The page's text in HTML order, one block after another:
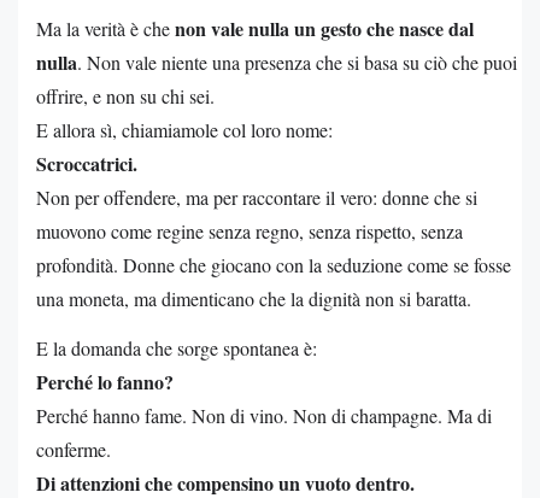
Ma la verità è chenon vale nulla un gesto che nasce dal
nulla. Non vale niente una presenza che si basa su ciò che puoi
offrire, e non su chi sei.
E allora sì, chiamiamole col loro nome:
Scroccatrici.
Non per offendere, ma per raccontare il vero: donne che si
muovono come regine senza regno, senza rispetto, senza
profondità. Donne che giocano con la seduzione come se fosse
una moneta, ma dimenticano che la dignità non si baratta.
E la domanda che sorge spontanea è:
Perché lo fanno?
Perché hanno fame. Non di vino. Non di champagne. Ma di
conferme.
Di attenzioni che compensino un vuoto dentro.